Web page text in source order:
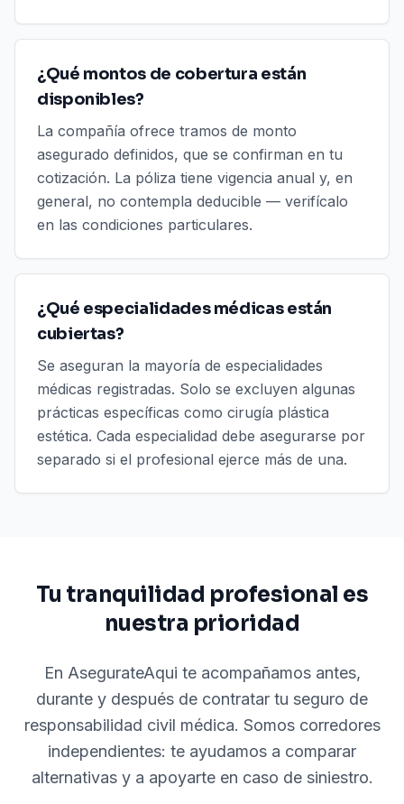
¿Qué montos de cobertura están
disponibles?
La compañía ofrece tramos de monto
asegurado definidos, que se confirman en tu
cotización. La póliza tiene vigencia anual y, en
general, no contempla deducible — verifícalo
en las condiciones particulares.
¿Qué especialidades médicas están
cubiertas?
Se aseguran la mayoría de especialidades
médicas registradas. Solo se excluyen algunas
prácticas específicas como cirugía plástica
estética. Cada especialidad debe asegurarse por
separado si el profesional ejerce más de una.
Tu tranquilidad profesional es
nuestra prioridad
En AsegurateAqui te acompañamos antes,
durante y después de contratar tu seguro de
responsabilidad civil médica. Somos corredores
independientes: te ayudamos a comparar
alternativas y a apoyarte en caso de siniestro.